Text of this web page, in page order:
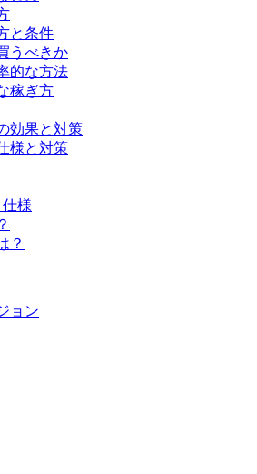
と条件
うべきか
的な方法
稼ぎ方
効果と対策
様と対策
様
？
ョン